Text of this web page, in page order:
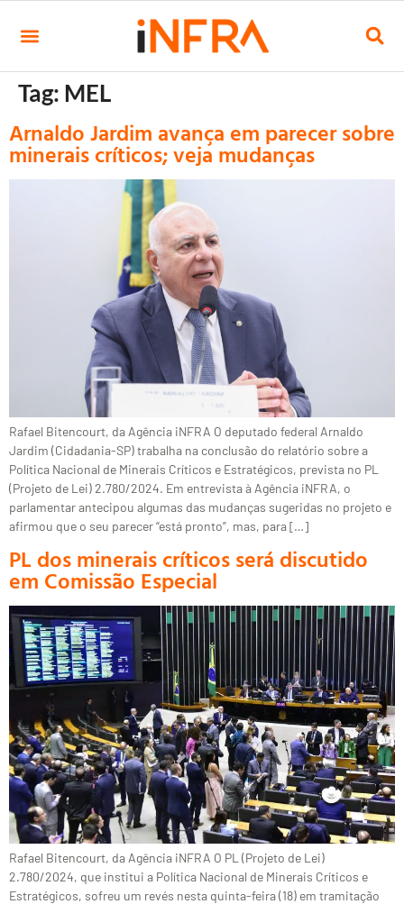
Tag: MEL
Arnaldo Jardim avança em parecer sobre
minerais críticos; veja mudanças
Rafael Bitencourt, da Agência iNFRA O deputado federal Arnaldo
Jardim (Cidadania-SP) trabalha na conclusão do relatório sobre a
Política Nacional de Minerais Críticos e Estratégicos, prevista no PL
(Projeto de Lei) 2.780/2024. Em entrevista à Agência iNFRA, o
parlamentar antecipou algumas das mudanças sugeridas no projeto e
afirmou que o seu parecer “está pronto”, mas, para […]
PL dos minerais críticos será discutido
em Comissão Especial
Rafael Bitencourt, da Agência iNFRA O PL (Projeto de Lei)
2.780/2024, que institui a Política Nacional de Minerais Críticos e
Estratégicos, sofreu um revés nesta quinta-feira (18) em tramitação